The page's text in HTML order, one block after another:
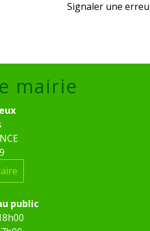
Signaler une
mairie
public